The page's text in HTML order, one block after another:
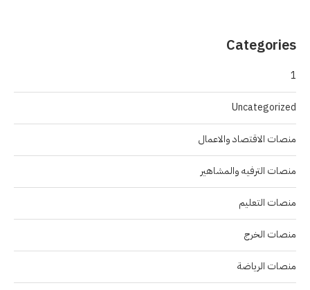
Categories
1
Uncategorized
منصات الاقتصاد والاعمال
منصات الترفيه والمشاهير
منصات التعليم
منصات الخرج
منصات الرياضة